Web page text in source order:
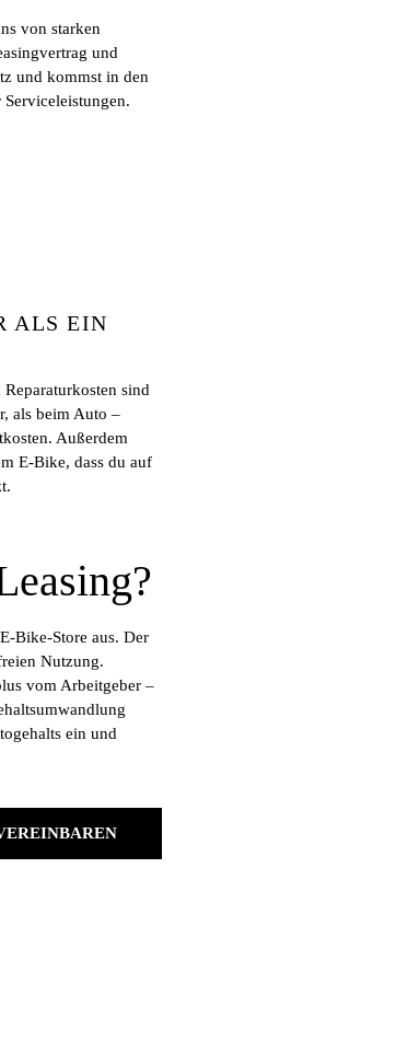
von starken
und
und kommst in den
Serviceleistungen.
ALS EIN
sind
als beim Auto –
Außerdem
E-Bike, dass du auf
Bike-Store aus. Der
Nutzung.
vom Arbeitgeber –
ein und